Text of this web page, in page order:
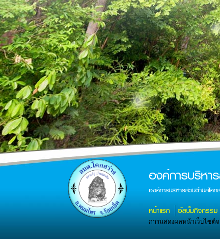
องค์การบริหา
องค์การบริหารส่วนตำบลโ
หน้าแรก อัลบั้มกิจกรรม
การแสดงผลหน้าเว็บไซต์